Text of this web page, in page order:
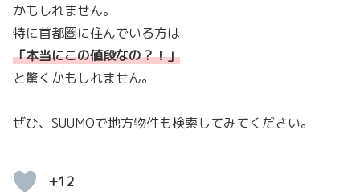
かもしれません。
特に首都圏に住んでいる方は
「本当にこの値段なの？！」
と驚くかもしれません。
ぜひ、SUUMOで地方物件も検索してみてください。
+12